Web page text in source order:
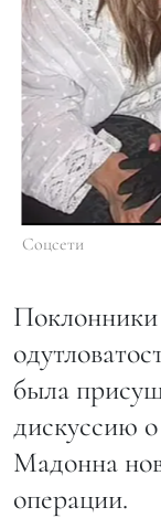
Соцсети
Поклонники
была
дискуссию
Мадонна
операции.